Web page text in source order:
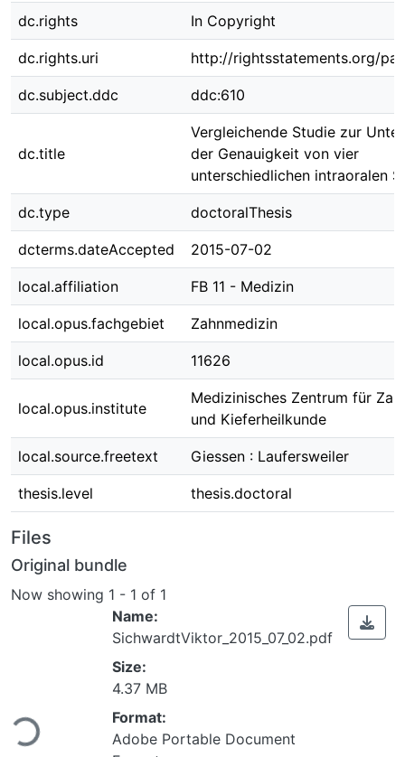
dc.rights In Copyright
dc.rights.uri http://rightsstatements.org/
dc.subject.ddc ddc:610
dc.title
Vergleichende Studie zur
der Genauigkeit von vier
unterschiedlichen intraoralen
dc.type doctoralThesis
dcterms.dateAccepted 2015-07-02
local.affiliation FB 11 - Medizin
local.opus.fachgebiet Zahnmedizin
local.opus.id 11626
local.opus.institute
Medizinisches Zentrum für
und Kieferheilkunde
local.source.freetext Giessen : Laufersweiler
thesis.level thesis.doctoral
Files
Original bundle
Now showing 1 - 1 of 1
Loading...
Name:
SichwardtViktor_2015_07_02.pdf
Size:
4.37 MB
Format:
Adobe Portable Document